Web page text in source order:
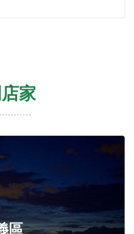
家
區